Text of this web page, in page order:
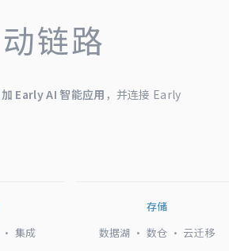
链路
Early AI 智能应用 ，并连接 Early
· 集成
存储
数据湖 · 数仓 · 云迁移